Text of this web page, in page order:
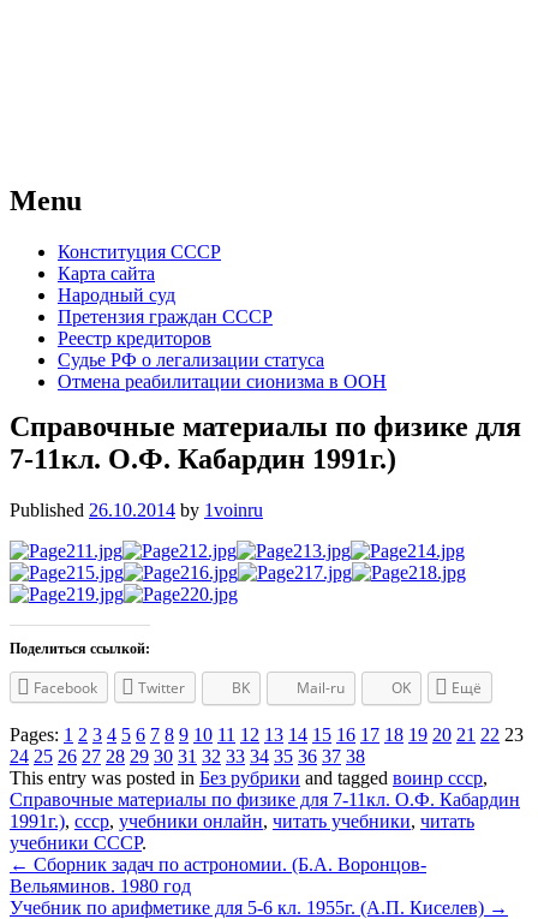
Menu
Skip
content
Конституция СССР
Карта сайта
Народный суд
Претензия граждан СССР
Реестр кредиторов
Судье РФ о легализации статуса
Отмена реабилитации сионизма в ООН
Справочные материалы по физике для
7-11кл. О.Ф. Кабардин 1991г.)
Published 26.10.2014 by 1voinru
Поделиться ссылкой:
Facebook Twitter BK Mail-ru OK Ещё
Pages: 1 2 3 4 5 6 7 8 9 10 11 12 13 14 15 16 17 18 19 20 21 22 23
24 25 26 27 28 29 30 31 32 33 34 35 36 37 38
This entry was posted in Без рубрики and tagged воинр ссср,
Справочные материалы по физике для 7-11кл. О.Ф. Кабардин
1991г.), ссср, учебники онлайн, читать учебники, читать
учебники СССР.
Post
navigation
← Сборник задач по астрономии. (Б.А. Воронцов-
Вельяминов. 1980 год
Учебник по арифметике для 5-6 кл. 1955г. (А.П. Киселев) →